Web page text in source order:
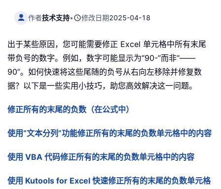
作者技术支持• 修改日期2025-04-18
出于某些原因，您可能需要修正 Excel 单元格中所有末尾
带负号的数字。例如，数字可能显示为“90-”而非“——
90”。如何快速将这些尾随的负号从右向左移除并修复数
据？以下是一些实用小技巧，助您高效解决这一问题。
修正所有的末尾的负数（在公式中）
使用“文本分列”功能修正所有的末尾的负数单元格中的内容
使用 VBA 代码修正所有的末尾的负数单元格中的内容
使用 Kutools for Excel 快速修正所有的末尾的负数单元格